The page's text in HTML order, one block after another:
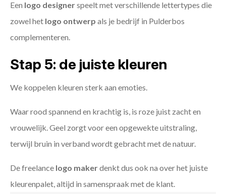
Een logo designerspeelt met verschillende lettertypes die
zowel het logo ontwerp als je bedrijf in Pulderbos
complementeren.
Stap 5: de juiste kleuren
We koppelen kleuren sterk aan emoties.
Waar rood spannend en krachtig is, is roze juist zacht en
vrouwelijk. Geel zorgt voor een opgewekte uitstraling,
terwijl bruin in verband wordt gebracht met de natuur.
De freelance logo makerdenkt dus ook na over het juiste
kleurenpalet, altijd in samenspraak met de klant.